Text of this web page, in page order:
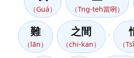
（Guá） （Tng-teh當咧）
難
（lān）
之間
（chi-kan） （